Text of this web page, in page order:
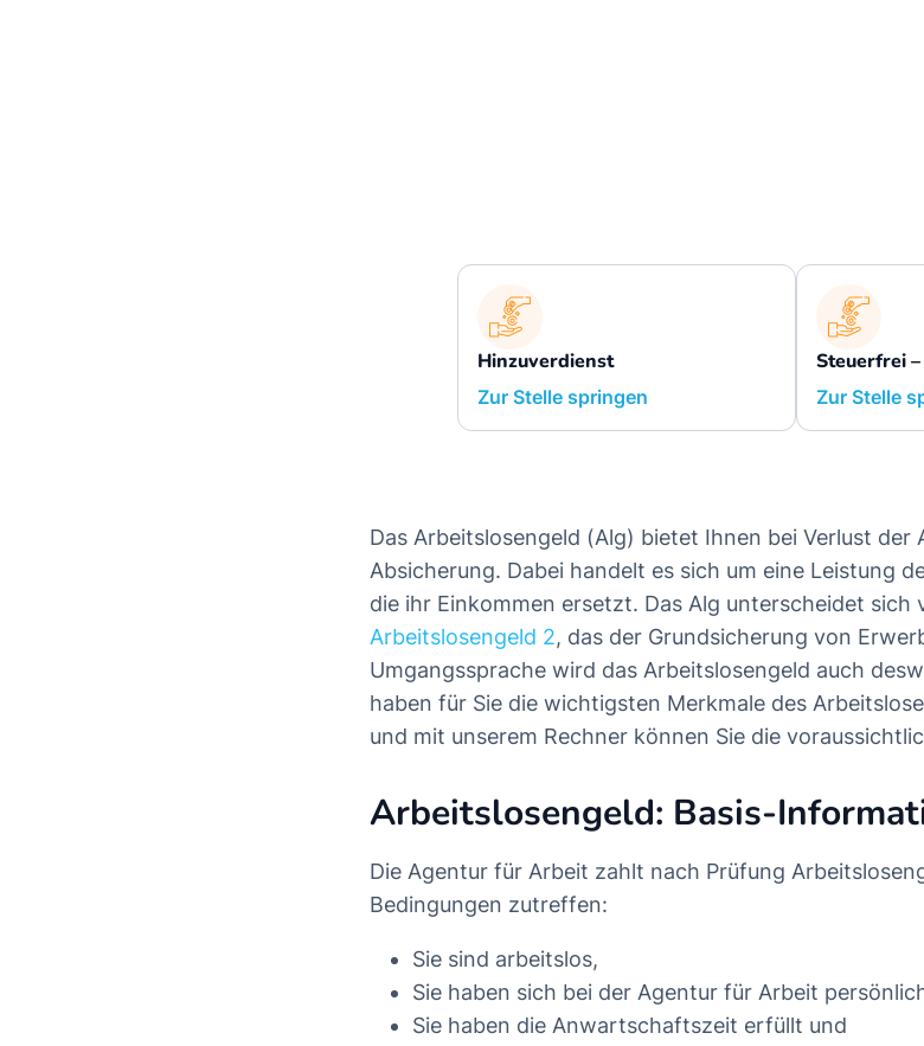
Hinzuverdienst
Zur Stelle springen
Steuerfrei
Zur Stelle
Das Arbeitslosengeld (Alg) bietet Ihnen bei Verlust der
Absicherung. Dabei handelt es sich um eine Leistung
die ihr Einkommen ersetzt. Das Alg unterscheidet sich
Arbeitslosengeld 2, das der Grundsicherung von
Umgangssprache wird das Arbeitslosengeld auch
haben für Sie die wichtigsten Merkmale des
und mit unserem Rechner können Sie die
Arbeitslosengeld: Basis-
Die Agentur für Arbeit zahlt nach Prüfung
Bedingungen zutreffen:
Sie sind arbeitslos,
Sie haben sich bei der Agentur für Arbeit
Sie haben die Anwartschaftszeit erfüllt und